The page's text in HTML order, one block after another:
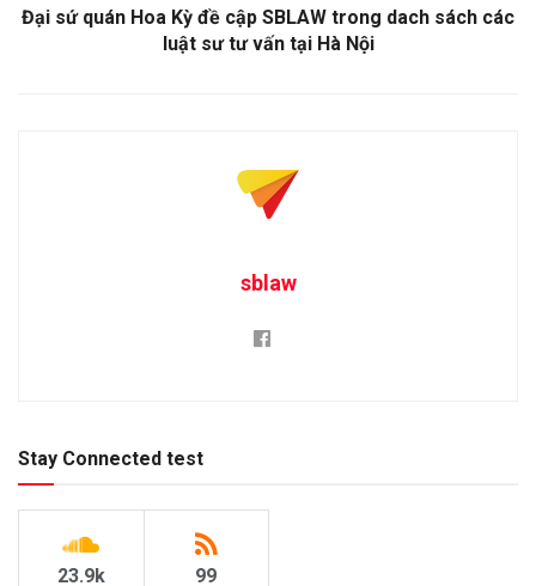
Đại sứ quán Hoa Kỳ đề cập SBLAW trong dach sách các
luật sư tư vấn tại Hà Nội
sblaw
Stay Connected test
23.9k 99